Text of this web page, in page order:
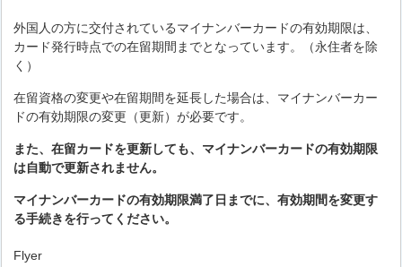
外国人の方に交付されているマイナンバーカードの有効期限は、
カード発行時点での在留期間までとなっています。（永住者を除
く）
在留資格の変更や在留期間を延長した場合は、マイナンバーカー
ドの有効期限の変更（更新）が必要です。
また、在留カードを更新しても、マイナンバーカードの有効期限
は自動で更新されません。
マイナンバーカードの有効期限満了日までに、有効期間を変更す
る手続きを行ってください。
Flyer